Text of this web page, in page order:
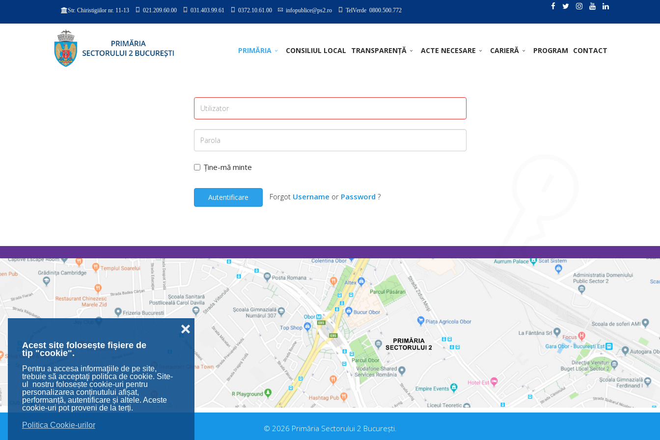
Acest site folosește fișiere de
tip "cookie".
Pentru a accesa informaţiile de pe site,
trebuie să acceptaţi politica de cookie. Site-
ul nostru folosește cookie-uri pentru
personalizarea conținutului afișat,
performanță, autentificare și altele. Aceste
cookie-uri pot proveni de la terți.
Politica Cookie-urilor
❌
Str. Chiristigiilor nr. 11-13 021.209.60.00 031.403.99.61 0372.10.61.00 infopublice@ps2.ro TelVerde 0800.500.772
PRIMĂRIA CONSILIUL LOCAL TRANSPARENȚĂ ACTE NECESARE CARIERĂ PROGRAM CONTACT
Ține-mă minte
Autentificare Forgot Username or Password ?
© 2026 Primăria Sectorului 2 București.